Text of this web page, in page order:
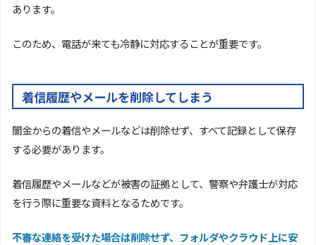
あります。
このため、電話が来ても冷静に対応することが重要です。
着信履歴やメールを削除してしまう
闇金からの着信やメールなどは削除せず、すべて記録として保存
する必要があります。
着信履歴やメールなどが被害の証拠として、警察や弁護士が対応
を行う際に重要な資料となるためです。
不審な連絡を受けた場合は削除せず、フォルダやクラウド上に安